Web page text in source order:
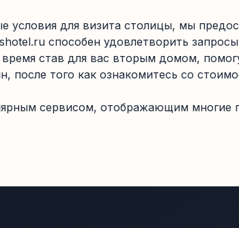
для визита столицы, мы
способен удовлетворить
став для вас вторым домом,
после того как ознакомитесь со
сервисом, отображающим многие